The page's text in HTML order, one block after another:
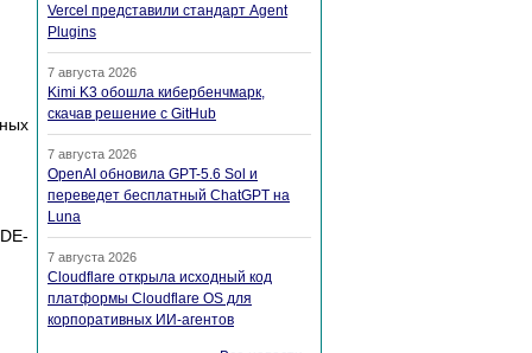
Vercel представили стандарт Agent
Plugins
7 августа 2026
Kimi K3 обошла кибербенчмарк,
скачав решение с GitHub
7 августа 2026
OpenAI обновила GPT-5.6 Sol и
переведет бесплатный ChatGPT на
Luna
7 августа 2026
Cloudflare открыла исходный код
платформы Cloudflare OS для
корпоративных ИИ-агентов